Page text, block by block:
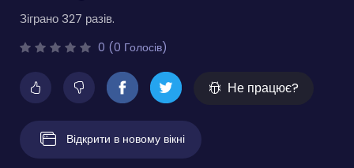
Зіграно 327 разів.
0 (0 Голосів)
Не працює?
Відкрити в новому вікні